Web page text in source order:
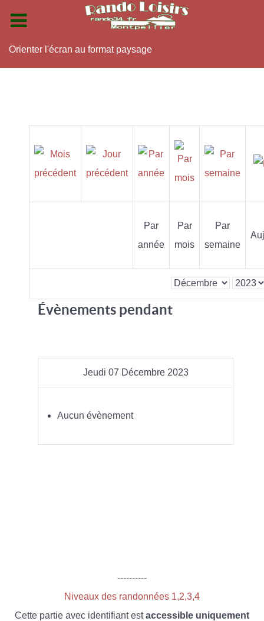
Orienter l'écran au format paysage
Par
année
Par
mois
Par
semaine
Évènements pendant
Jeudi 07 Décembre 2023
Aucun évènement
----------
Niveaux des randonnées 1,2,3,4
Cette partie avec identifiant estaccessible uniquement